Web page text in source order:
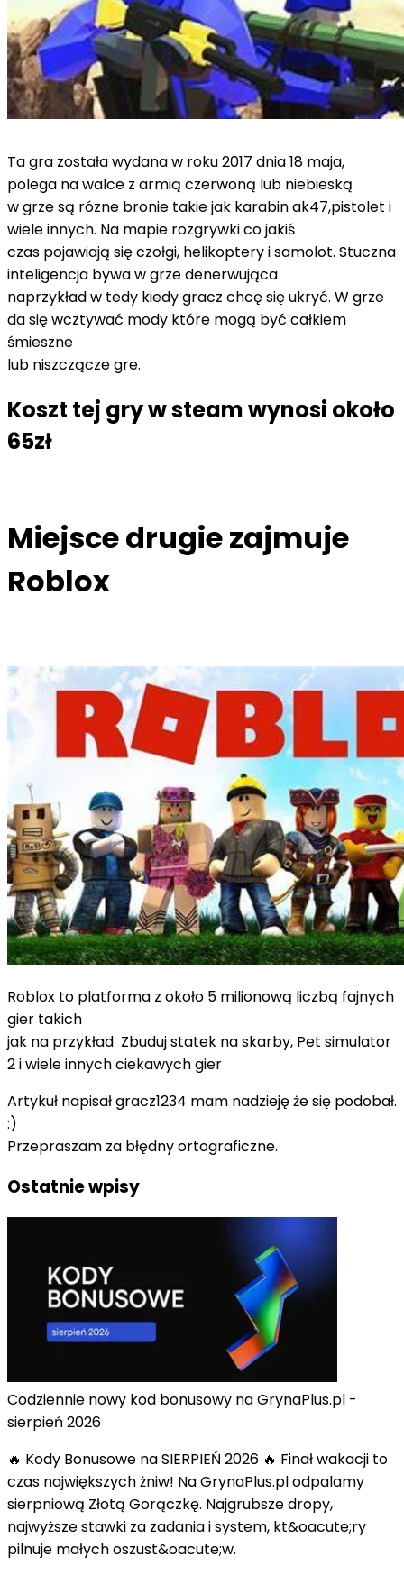
Ta gra została wydana w roku 2017 dnia 18 maja,
polega na walce z armią czerwoną lub niebieską
w grze są rózne bronie takie jak karabin ak47,pistolet i
wiele innych. Na mapie rozgrywki co jakiś
czas pojawiają się czołgi, helikoptery i samolot. Stuczna
inteligencja bywa w grze denerwująca
naprzykład w tedy kiedy gracz chcę się ukryć. W grze
da się wcztywać mody które mogą być całkiem
śmieszne
lub niszczącze gre.
Koszt tej gry w steam wynosi około
65zł
Miejsce drugie zajmuje
Roblox
Roblox to platforma z około 5 milionową liczbą fajnych
gier takich
jak na przykład Zbuduj statek na skarby, Pet simulator
2 i wiele innych ciekawych gier
Artykuł napisał gracz1234 mam nadzieję że się podobał.
:)
Przepraszam za błędny ortograficzne.
Ostatnie wpisy
Codziennie nowy kod bonusowy na GrynaPlus.pl -
sierpień 2026
🔥 Kody Bonusowe na SIERPIEŃ 2026 🔥 Finał wakacji to
czas największych żniw! Na GrynaPlus.pl odpalamy
sierpniową Złotą Gorączkę. Najgrubsze dropy,
najwyższe stawki za zadania i system, kt&oacute;ry
pilnuje małych oszust&oacute;w.